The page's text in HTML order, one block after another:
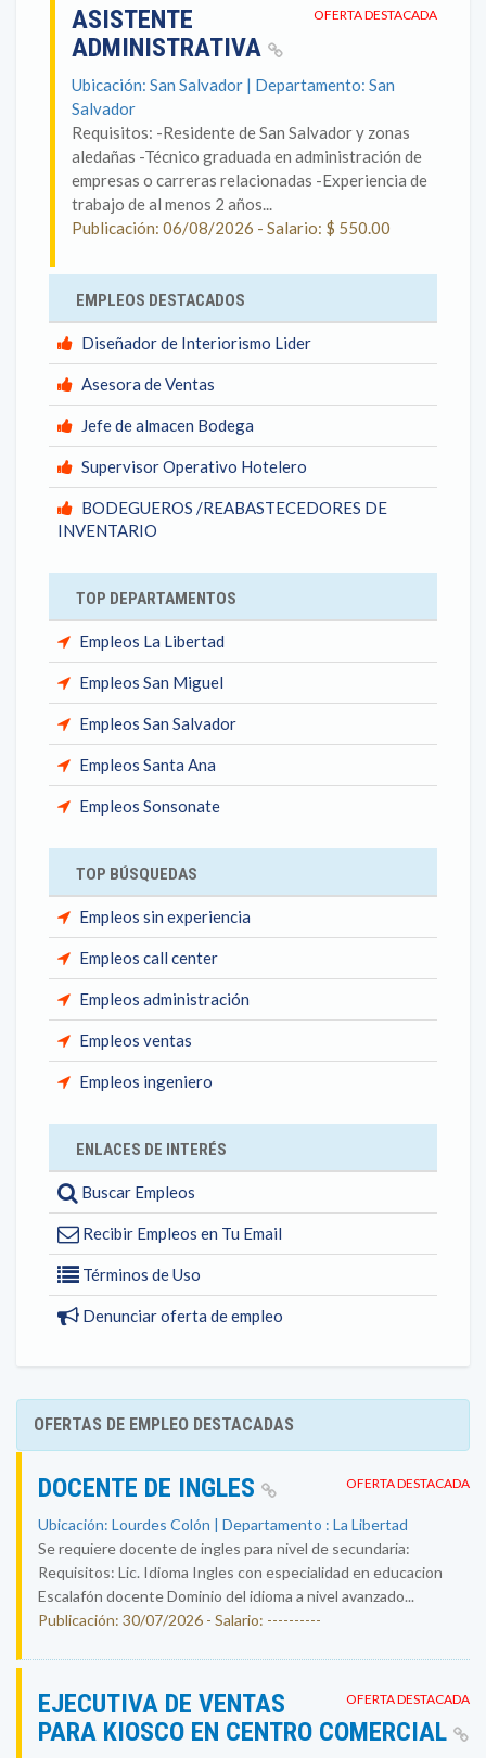
OFERTA DESTACADA
ASISTENTE
ADMINISTRATIVA
Ubicación: San Salvador | Departamento: San
Salvador
Requisitos: -Residente de San Salvador y zonas
aledañas -Técnico graduada en administración de
empresas o carreras relacionadas -Experiencia de
trabajo de al menos 2 años...
Publicación: 06/08/2026 - Salario: $ 550.00
EMPLEOS DESTACADOS
Diseñador de Interiorismo Lider
Asesora de Ventas
Jefe de almacen Bodega
Supervisor Operativo Hotelero
BODEGUEROS /REABASTECEDORES DE
INVENTARIO
TOP DEPARTAMENTOS
Empleos La Libertad
Empleos San Miguel
Empleos San Salvador
Empleos Santa Ana
Empleos Sonsonate
TOP BÚSQUEDAS
Empleos sin experiencia
Empleos call center
Empleos administración
Empleos ventas
Empleos ingeniero
ENLACES DE INTERÉS
Buscar Empleos
Recibir Empleos en Tu Email
Términos de Uso
Denunciar oferta de empleo
OFERTAS DE EMPLEO DESTACADAS
OFERTA DESTACADA
DOCENTE DE INGLES
Ubicación: Lourdes Colón | Departamento : La Libertad
Se requiere docente de ingles para nivel de secundaria:
Requisitos: Lic. Idioma Ingles con especialidad en educacion
Escalafón docente Dominio del idioma a nivel avanzado...
Publicación: 30/07/2026 - Salario: ----------
OFERTA DESTACADA
EJECUTIVA DE VENTAS
PARA KIOSCO EN CENTRO COMERCIAL